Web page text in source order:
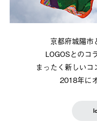
京都府城陽市
LOGOSとのコ
まったく新しい
2018年に